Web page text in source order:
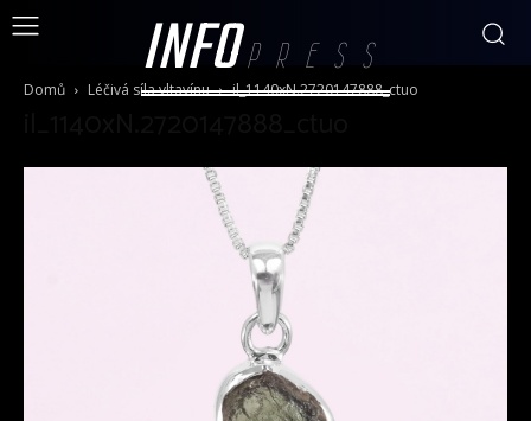
INFO PRESS
Domů Léčivá síla vltavínu il_1140xN.2720147888_ctuo